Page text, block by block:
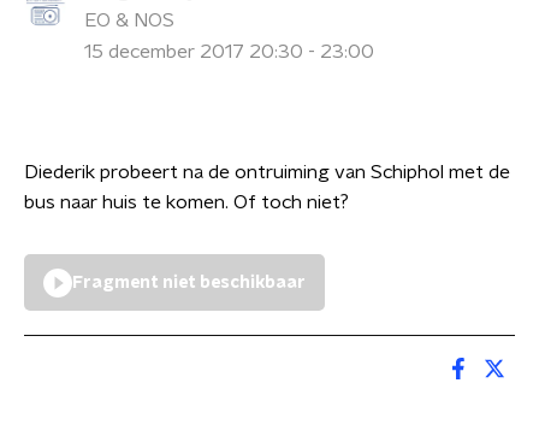
EO & NOS
15 december 2017 20:30 - 23:00
Diederik probeert na de ontruiming van Schiphol met de
bus naar huis te komen. Of toch niet?
Fragment niet beschikbaar